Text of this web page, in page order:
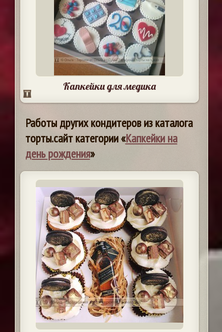
Капкейки для медика
Работы других кондитеров из каталога
торты.сайт категории «Капкейки на
день рождения»